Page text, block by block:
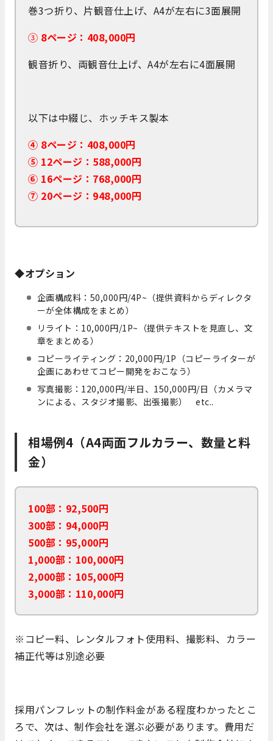
巻3つ折り、片観音仕上げ、A4が左右に3面展開
③ 8ページ：408,000円
観音折り、両観音仕上げ、A4が左右に4面展開
以下は中綴じ、ホッチキス製本
④ 8ページ：408,000円
⑤ 12ページ：588,000円
⑥ 16ページ：768,000円
⑦ 20ページ：948,000円
◆オプション
企画構成料：50,000円/4P~（提供資料からディレクタ
ーが全体構成をまとめ）
リライト：10,000円/1P~（提供テキストを見直し、文
章をまとめる）
コピーライティング：20,000円/1P（コピーライターが
企画にあわせてコピー開発をおこなう）
写真撮影：120,000円/半日、150,000円/日（カメラマ
ンによる、スタジオ撮影、出張撮影） etc..
相場例4（A4両面フルカラー、数量と料
金）
100部：92,500円
300部：94,000円
500部：95,000円
1,000部：100,000円
2,000部：105,000円
3,000部：110,000円
※コピー料、レンタルフォト使用料、撮影料、カラー
補正代等は別途必要
採用パンフレットの制作料金がある程度わかったとこ
ろで、次は、制作会社を選ぶ必要があります。費用だ